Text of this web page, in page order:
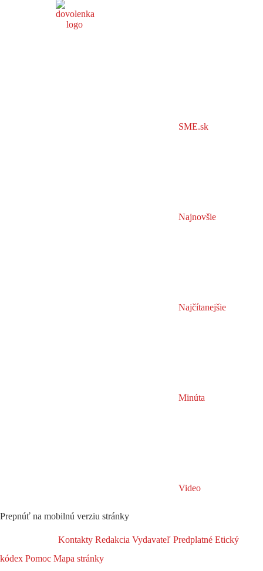
SME.sk
Najnovšie
Najčítanejšie
Minúta
Video
Prepnúť na mobilnú verziu stránky
Kontakty Redakcia Vydavateľ Predplatné Etický
kódex Pomoc Mapa stránky